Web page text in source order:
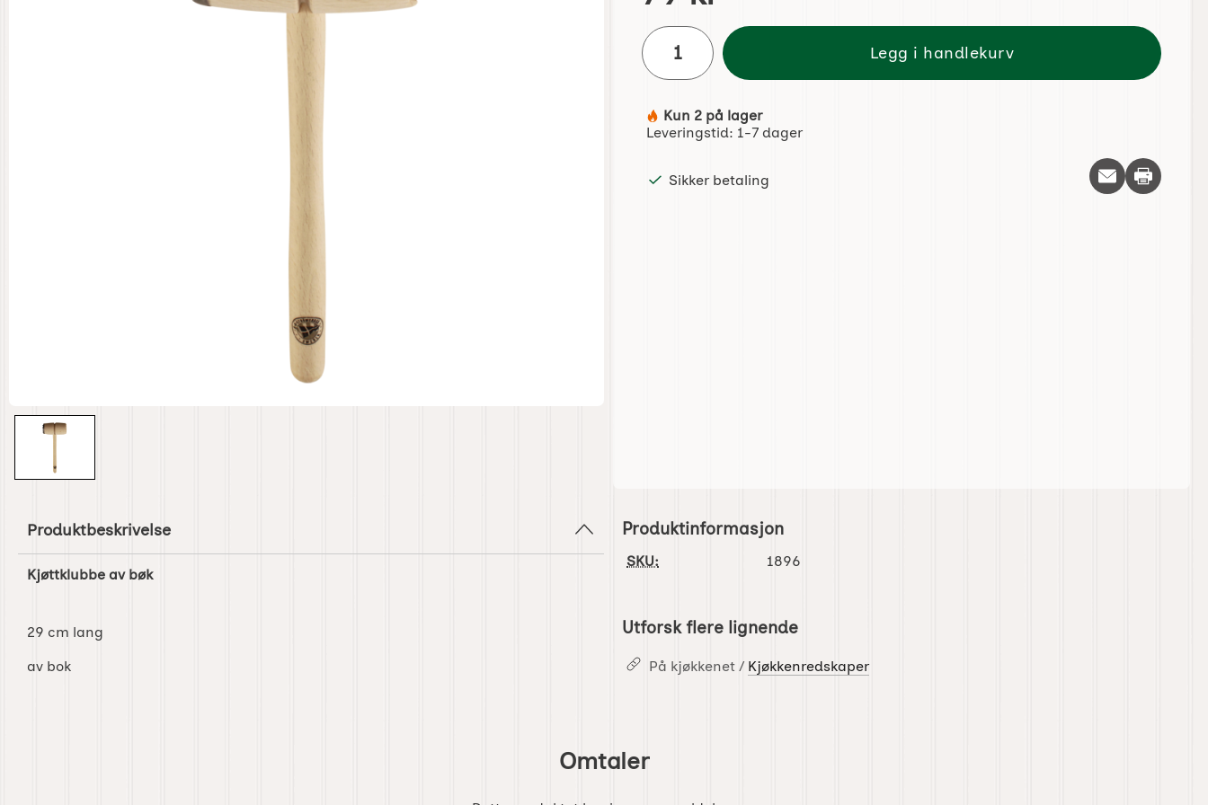
antall
Legg i handlekurv
Produkttilgjengelighet:
Kun 2 på lager
Leveringstid: 1-7 dager
Sikker betaling Skriv ut
Produktbeskrivelse
Kjøttklubbe av bøk
29 cm lang
av bok
Produktinformasjon
SKU: 1896
Utforsk flere lignende
På kjøkkenet / Kjøkkenredskaper
Omtaler